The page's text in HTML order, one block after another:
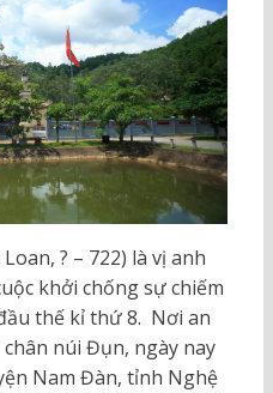
? – 722) là vị anh
khởi chống sự chiếm
thế kỉ thứ 8. Nơi an
núi Đụn, ngày nay
Nam Đàn, tỉnh Nghệ